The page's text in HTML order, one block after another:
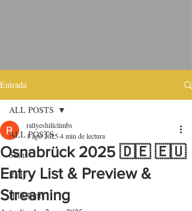
Entrada
ALL POSTS
Skins
Rally
HillClimb
ALL POSTS
Osnabrück 2025 🇩🇪 🇪🇺
Entry List & Preview &
Streaming
rallyeshillclimbs
1 ago 20254 min de lectura